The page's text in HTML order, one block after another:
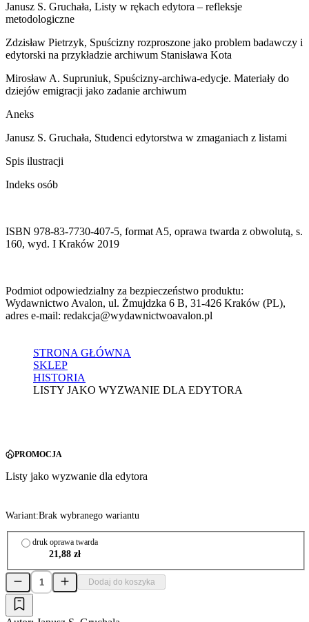
Janusz S. Gruchała, Listy w rękach edytora – refleksje
metodologiczne
Zdzisław Pietrzyk, Spuścizny rozproszone jako problem badawczy i
edytorski na przykładzie archiwum Stanisława Kota
Mirosław A. Supruniuk, Spuścizny-archiwa-edycje. Materiały do
dziejów emigracji jako zadanie archiwum
Aneks
Janusz S. Gruchała, Studenci edytorstwa w zmaganiach z listami
Spis ilustracji
Indeks osób
ISBN 978-83-7730-407-5, format A5, oprawa twarda z obwolutą, s.
160, wyd. I Kraków 2019
Podmiot odpowiedzialny za bezpieczeństwo produktu:
Wydawnictwo Avalon, ul. Żmujdzka 6 B, 31-426 Kraków (PL),
adres e-mail: redakcja@wydawnictwoavalon.pl
STRONA GŁÓWNA
SKLEP
HISTORIA
LISTY JAKO WYZWANIE DLA EDYTORA
PROMOCJA
Listy jako wyzwanie dla edytora
Wariant:Brak wybranego wariantu
druk oprawa twarda
21,88 zł
Dodaj do koszyka